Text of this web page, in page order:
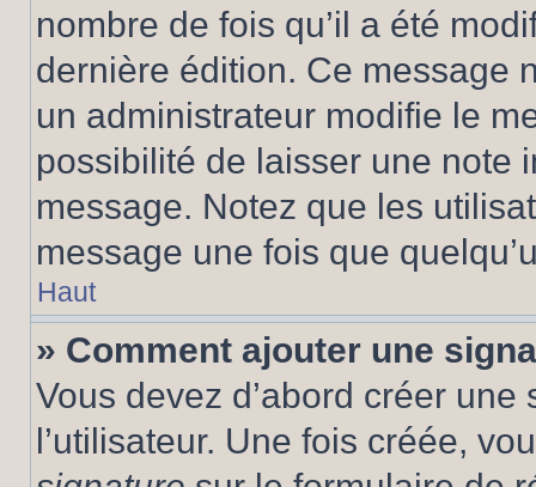
nombre de fois qu’il a été
dernière édition. Ce message
un administrateur modifie le
possibilité de laisser une note
message. Notez que les
message une fois que
Haut
» Comment ajouter une
Vous devez d’abord créer
l’utilisateur. Une fois créée,